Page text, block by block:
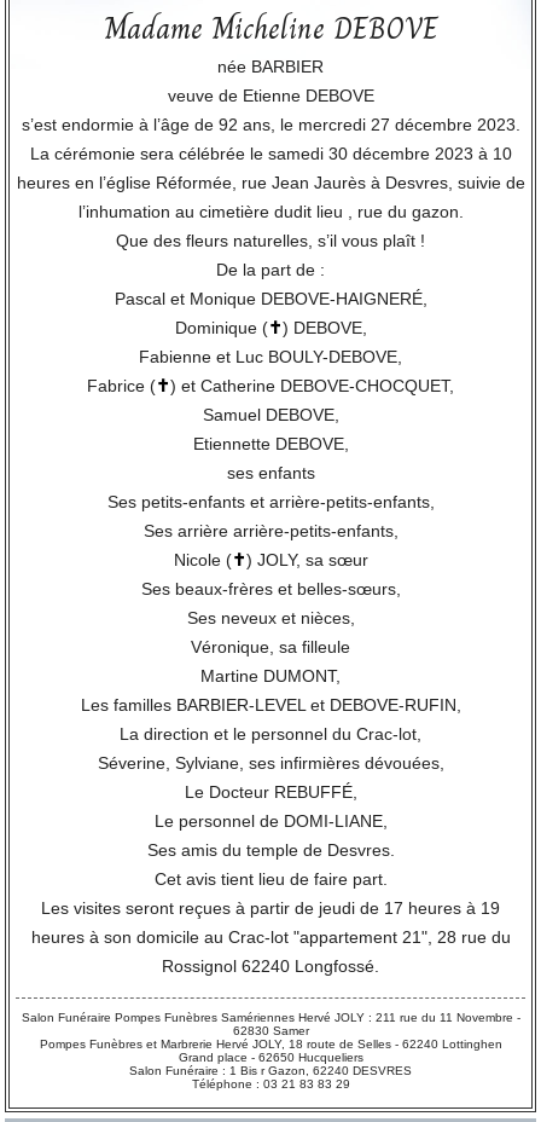
Madame Micheline DEBOVE
née BARBIER
veuve de Etienne DEBOVE
s’est endormie à l’âge de 92 ans, le mercredi 27 décembre 2023.
La cérémonie sera célébrée le samedi 30 décembre 2023 à 10
heures en l’église Réformée, rue Jean Jaurès à Desvres, suivie de
l’inhumation au cimetière dudit lieu , rue du gazon.
Que des fleurs naturelles, s’il vous plaît !
De la part de :
Pascal et Monique DEBOVE-HAIGNERÉ,
Dominique (✝) DEBOVE,
Fabienne et Luc BOULY-DEBOVE,
Fabrice (✝) et Catherine DEBOVE-CHOCQUET,
Samuel DEBOVE,
Etiennette DEBOVE,
ses enfants
Ses petits-enfants et arrière-petits-enfants,
Ses arrière arrière-petits-enfants,
Nicole (✝) JOLY, sa sœur
Ses beaux-frères et belles-sœurs,
Ses neveux et nièces,
Véronique, sa filleule
Martine DUMONT,
Les familles BARBIER-LEVEL et DEBOVE-RUFIN,
La direction et le personnel du Crac-lot,
Séverine, Sylviane, ses infirmières dévouées,
Le Docteur REBUFFÉ,
Le personnel de DOMI-LIANE,
Ses amis du temple de Desvres.
Cet avis tient lieu de faire part.
Les visites seront reçues à partir de jeudi de 17 heures à 19
heures à son domicile au Crac-lot "appartement 21", 28 rue du
Rossignol 62240 Longfossé.
Salon Funéraire Pompes Funèbres Samériennes Hervé JOLY : 211 rue du 11 Novembre -
62830 Samer
Pompes Funèbres et Marbrerie Hervé JOLY, 18 route de Selles - 62240 Lottinghen
Grand place - 62650 Hucqueliers
Salon Funéraire : 1 Bis r Gazon, 62240 DESVRES
Téléphone : 03 21 83 83 29